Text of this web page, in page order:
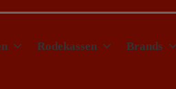
Rodekassen Brands